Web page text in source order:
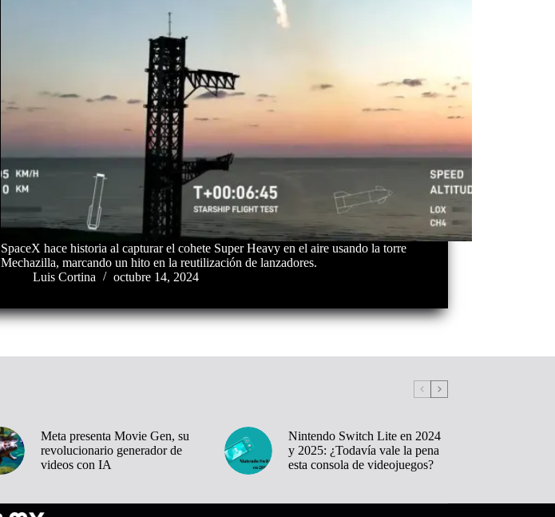
SpaceX hace historia al capturar el cohete Super Heavy en el aire usando la torre
Mechazilla, marcando un hito en la reutilización de lanzadores.
Luis Cortina
octubre 14, 2024
Meta presenta Movie Gen, su
revolucionario generador de
videos con IA
Nintendo Switch Lite en 2024
y 2025: ¿Todavía vale la pena
esta consola de videojuegos?